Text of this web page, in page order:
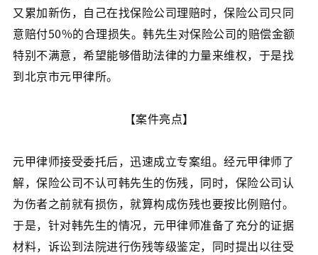
又累加新伤，自己在找保险公司理赔时，保险公司只同
意赔付50%的合理损失。韩先生对保险公司的赔偿金额
特别不满意，希望能够借助法律的力量来维权，于是找
到北京市元甲律所。
【案件亮点】
元甲律师接受委托后，迅速成立专案组。经元甲律师了
解，保险公司不认可韩先生的伤残，同时，保险公司认
为伤者之前就有损伤，就算构成伤残也要按比例赔付。
于是，针对韩先生的情况，元甲律师准备了充分的证据
材料，诉讼到法院进行伤残等级鉴定，同时提出以往受